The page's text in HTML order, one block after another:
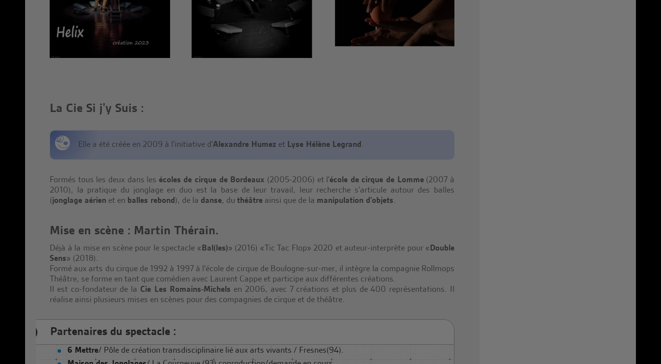
La Cie Si j'y Suis :
Elle a été créée en 2009 à l'initiative d'Alexandre Humez et Lyse Hélène Legrand.
Formés tous les deux dans les écoles de cirque de Bordeaux (2005-2006) et l'école de cirque de Lomme(2007 à
2010), la pratique du jonglage en duo est la base de leur travail, leur recherche s'articule autour des balles
(jonglage aérien et en balles rebond), de la danse, du théâtre ainsi que de la manipulation d'objets.
Mise en scène : Martin Thérain.
Déjà à la mise en scène pour le spectacle «Bal(les)» (2016) «Tic Tac Flop» 2020 et auteur-interprète pour «Double
Sens» (2018).
Formé aux arts du cirque de 1992 à 1997 à l'école de cirque de Boulogne-sur-mer, il intègre la compagnie Rollmops
Théâtre, se forme en tant que comédien avec Laurent Cappe et participe aux différentes créations.
Il est co-fondateur de la Cie Les Romains-Michels en 2006, avec 7 créations et plus de 400 représentations. Il
réalise ainsi plusieurs mises en scènes pour des compagnies de cirque et de théâtre.
Partenaires du spectacle :
6 Mettre/ Pôle de création transdisciplinaire lié aux arts vivants / Fresnes(94).